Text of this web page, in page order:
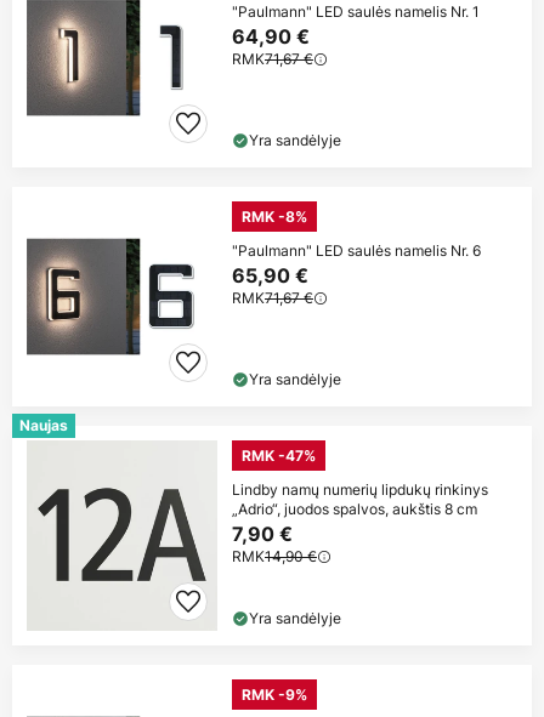
"Paulmann" LED saulės namelis Nr. 1
64,90 €
RMK71,67 €
Yra sandėlyje
RMK -8%
"Paulmann" LED saulės namelis Nr. 6
65,90 €
RMK71,67 €
Yra sandėlyje
Naujas
RMK -47%
Lindby namų numerių lipdukų rinkinys
„Adrio“, juodos spalvos, aukštis 8 cm
7,90 €
RMK14,90 €
Yra sandėlyje
RMK -9%